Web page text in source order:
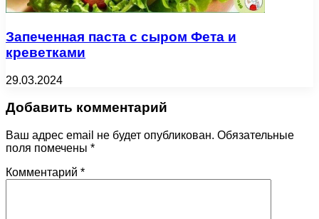
Запеченная паста с сыром Фета и
креветками
29.03.2024
Добавить комментарий
Ваш адрес email не будет опубликован. Обязательные
поля помечены *
Комментарий *